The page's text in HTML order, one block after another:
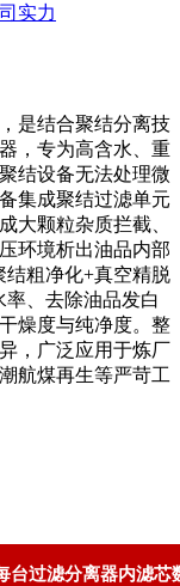
实力
是结合聚结分离技
，专为高含水、重
结设备无法处理微
集成聚结过滤单元
大颗粒杂质拦截、
环境析出油品内部
结粗净化+真空精脱
、去除油品发白
燥度与纯净度。整
，广泛应用于炼厂
航煤再生等严苛工
台过滤分离器内滤芯